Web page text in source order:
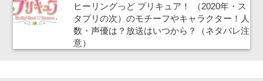
ヒーリングっど プリキュア！ （2020年・ス
タプリの次）のモチーフやキャラクター！人
数・声優は？放送はいつから？（ネタバレ注
意）